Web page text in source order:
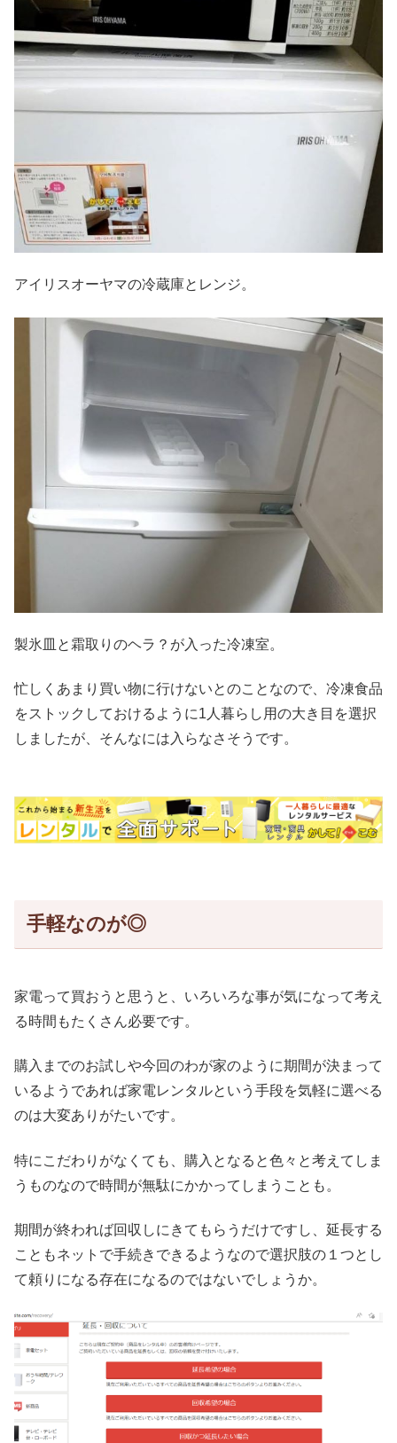
アイリスオーヤマの冷蔵庫とレンジ。
製氷皿と霜取りのヘラ？が入った冷凍室。
忙しくあまり買い物に行けないとのことなので、冷凍食品
をストックしておけるように1人暮らし用の大き目を選択
しましたが、そんなには入らなさそうです。
手軽なのが◎
家電って買おうと思うと、いろいろな事が気になって考え
る時間もたくさん必要です。
購入までのお試しや今回のわが家のように期間が決まって
いるようであれば家電レンタルという手段を気軽に選べる
のは大変ありがたいです。
特にこだわりがなくても、購入となると色々と考えてしま
うものなので時間が無駄にかかってしまうことも。
期間が終われば回収しにきてもらうだけですし、延長する
こともネットで手続きできるようなので選択肢の１つとし
て頼りになる存在になるのではないでしょうか。